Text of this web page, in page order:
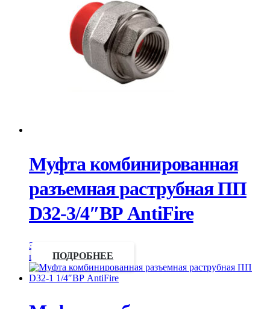
Муфта комбинированная
разъемная раструбная ПП
D32-3/4″ВР AntiFire
Запросить
цену
ПОДРОБНЕЕ